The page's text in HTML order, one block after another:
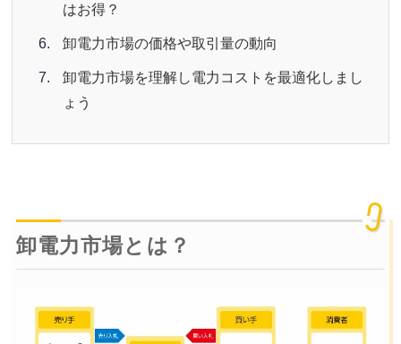
はお得？
卸電力市場の価格や取引量の動向
卸電力市場を理解し電力コストを最適化しまし
ょう
卸電力市場とは？